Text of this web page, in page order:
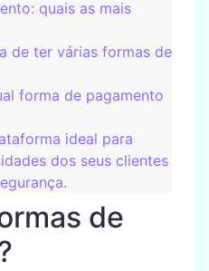
quais as mais
de ter várias formas de
forma de pagamento
ideal para
dos seus clientes
de